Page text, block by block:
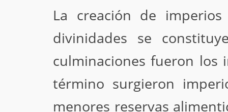
La creación de
divinidades se
culminaciones fueron los
término surgieron
menores reservas